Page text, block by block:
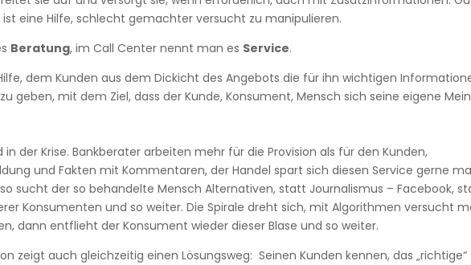
eine Hilfe, schlecht gemachter versucht zu manipulieren.
Beratung, im Call Center nennt man es Service.
dem Kunden aus dem Dickicht des Angebots die für ihn wichtigen
geben, mit dem Ziel, dass der Kunde, Konsument, Mensch sich seine eigene
der Krise. Bankberater arbeiten mehr für die Provision als für den Kunden,
und Fakten mit Kommentaren, der Handel spart sich diesen Service gerne
sucht der so behandelte Mensch Alternativen, statt Journalismus – Facebook,
Konsumenten und so weiter. Die Spirale dreht sich, mit Algorithmen versucht
dann entflieht der Konsument wieder dieser Blase und so weiter.
zeigt auch gleichzeitig einen Lösungsweg: Seinen Kunden kennen, das „richtige“